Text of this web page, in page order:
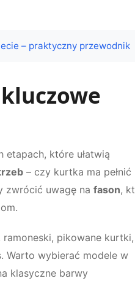
– praktyczny przewodnik
które ułatwią
– czy kurtka ma pełnić
zwrócić uwagę na fason,
pikowane kurtki,
Warto wybierać modele w
klasyczne barwy